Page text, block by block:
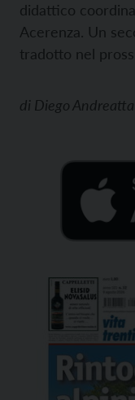
didattico
Acerenza. Un
tradotto nel
di Diego Andreatta